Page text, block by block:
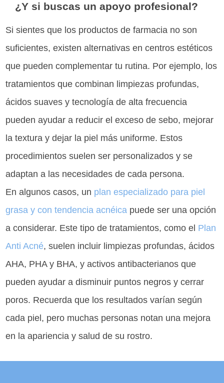
¿Y si buscas un apoyo profesional?
Si sientes que los productos de farmacia no son
suficientes, existen alternativas en centros estéticos
que pueden complementar tu rutina. Por ejemplo, los
tratamientos que combinan limpiezas profundas,
ácidos suaves y tecnología de alta frecuencia
pueden ayudar a reducir el exceso de sebo, mejorar
la textura y dejar la piel más uniforme. Estos
procedimientos suelen ser personalizados y se
adaptan a las necesidades de cada persona.
En algunos casos, un plan especializado para piel
grasa y con tendencia acnéica puede ser una opción
a considerar. Este tipo de tratamientos, como el Plan
Anti Acné, suelen incluir limpiezas profundas, ácidos
AHA, PHA y BHA, y activos antibacterianos que
pueden ayudar a disminuir puntos negros y cerrar
poros. Recuerda que los resultados varían según
cada piel, pero muchas personas notan una mejora
en la apariencia y salud de su rostro.